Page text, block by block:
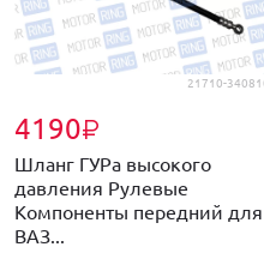
21710-
4190₽
Шланг ГУРа высокого
давления Рулевые
Компоненты передний для
ВАЗ...